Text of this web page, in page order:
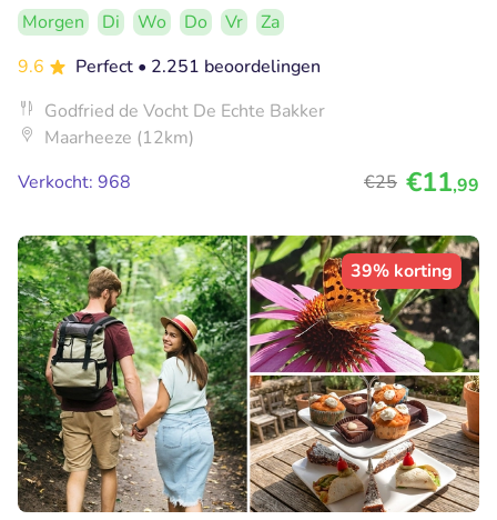
Morgen Di Wo Do Vr
Za
9.6
Perfect • 2.251 beoordelingen
Godfried de Vocht De Echte Bakker
Maarheeze (12km)
Verkocht: 968
€25 €11,99
39% korting